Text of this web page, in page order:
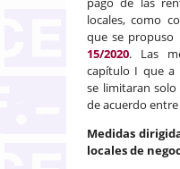
locales, como
que se propuso
15/2020. Las
capítulo I que a
se limitaran
de acuerdo
Medidas
locales de